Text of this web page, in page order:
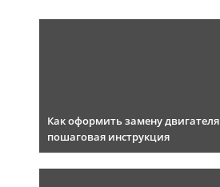
Как оформить замену двигателя
пошаговая инструкция